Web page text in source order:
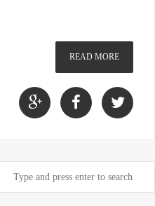
READ MORE